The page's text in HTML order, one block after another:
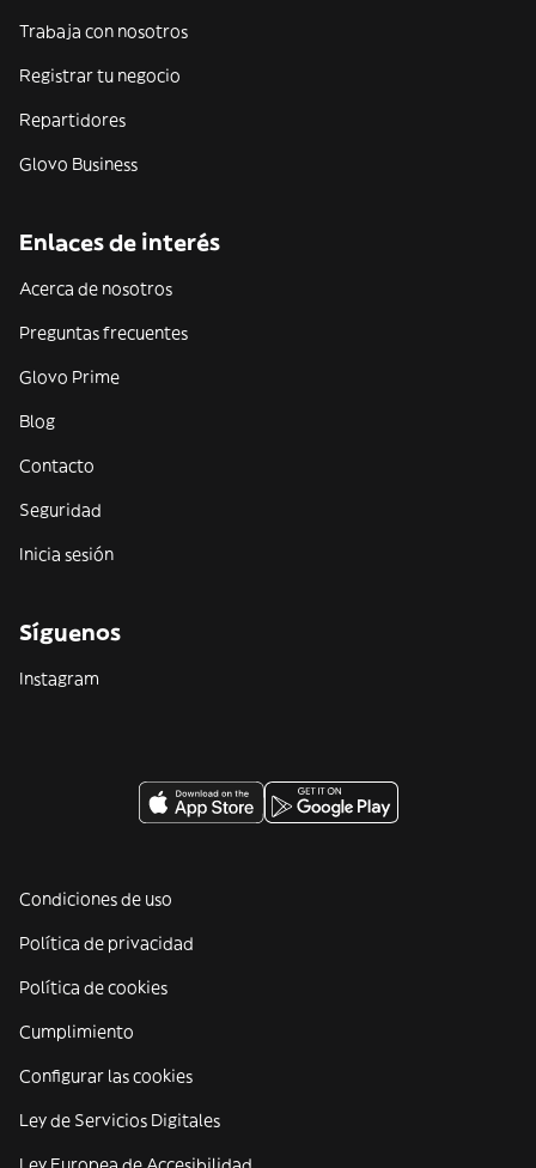
Trabaja con nosotros
Registrar tu negocio
Repartidores
Glovo Business
Enlaces de interés
Acerca de nosotros
Preguntas frecuentes
Glovo Prime
Blog
Contacto
Seguridad
Inicia sesión
Síguenos
Instagram
Condiciones de uso
Política de privacidad
Política de cookies
Cumplimiento
Configurar las cookies
Ley de Servicios Digitales